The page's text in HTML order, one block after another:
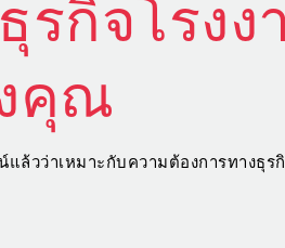
กิจโรงง
คุณ
วว่าเหมาะกับความต้องการทางธุร